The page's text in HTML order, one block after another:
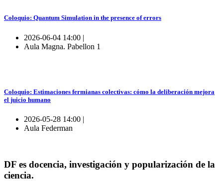
Coloquio: Quantum Simulation in the presence of errors
2026-06-04 14:00 |
Aula Magna. Pabellon 1
Coloquio: Estimaciones fermianas colectivas: cómo la deliberación mejora
el juicio humano
2026-05-28 14:00 |
Aula Federman
DF es docencia, investigación y popularización de la
ciencia.